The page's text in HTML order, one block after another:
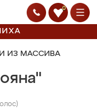
0
ИЗ МАССИВА